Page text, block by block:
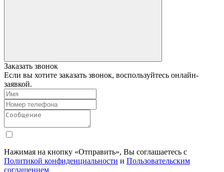
Заказать звонок
Если вы хотите заказать звонок, воспользуйтесь онлайн-
заявкой.
Нажимая на кнопку «Отправить», Вы соглашаетесь с
Политикой конфиденциальности и Пользовательским
соглашением